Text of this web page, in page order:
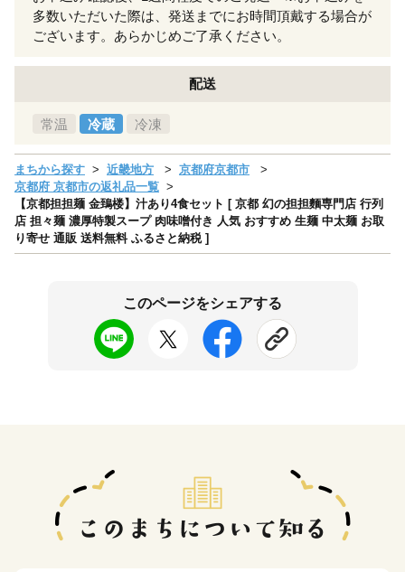
多数いただいた際は、発送までにお時間頂戴する場合が
ございます。あらかじめご了承ください。
配送
常温 冷蔵 冷凍
まちから探す 近畿地方
京都府京都市
京都府 京都市の返礼品一覧
【京都担担麺 金鵄楼】汁あり4食セット [ 京都 幻の担担麵専門店 行列
店 担々麺 濃厚特製スープ 肉味噌付き 人気 おすすめ 生麺 中太麺 お取
り寄せ 通販 送料無料 ふるさと納税 ]
このページをシェアする